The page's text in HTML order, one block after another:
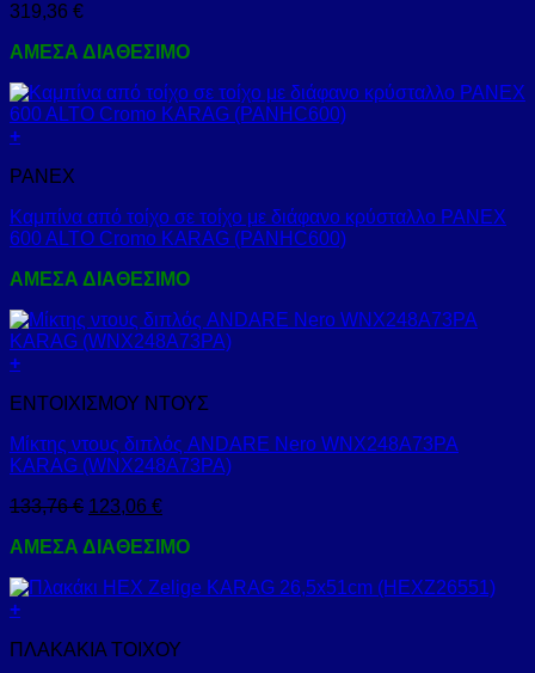
319,36 €
ΑΜΕΣΑ ΔΙΑΘΕΣΙΜΟ
+
PANEX
Καμπίνα από τοίχο σε τοίχο με διάφανο κρύσταλλο PANEX
600 ALTO Cromo KARAG (PANHC600)
ΑΜΕΣΑ ΔΙΑΘΕΣΙΜΟ
+
ΕΝΤΟΙΧΙΣΜΟΥ ΝΤΟΥΣ
Μίκτης ντους διπλός ANDARE Nero WNX248A73PA
KARAG (WNX248A73PA)
133,76€ 123,06 €
ΑΜΕΣΑ ΔΙΑΘΕΣΙΜΟ
+
ΠΛΑΚΑΚΙΑ ΤΟΙΧΟΥ